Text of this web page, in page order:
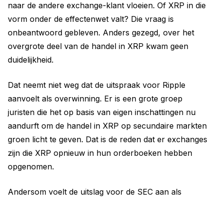
naar de andere exchange-klant vloeien. Of XRP in die
vorm onder de effectenwet valt? Die vraag is
onbeantwoord gebleven. Anders gezegd, over het
overgrote deel van de handel in XRP kwam geen
duidelijkheid.
Dat neemt niet weg dat de uitspraak voor Ripple
aanvoelt als overwinning. Er is een grote groep
juristen die het op basis van eigen inschattingen nu
aandurft om de handel in XRP op secundaire markten
groen licht te geven. Dat is de reden dat er exchanges
zijn die XRP opnieuw in hun orderboeken hebben
opgenomen.
Andersom voelt de uitslag voor de SEC aan als